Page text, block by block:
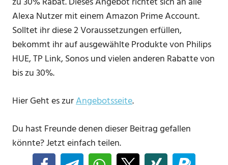
Alexa Nutzer mit einem Amazon Prime Account.
Solltet ihr diese 2 Voraussetzungen erfüllen,
bekommt ihr auf ausgewählte Produkte von Philips
HUE, TP Link, Sonos und vielen anderen Rabatte von
bis zu 30%.
Hier Geht es zurAngebotsseite.
Du hast Freunde denen dieser Beitrag gefallen
könnte? Jetzt einfach teilen.